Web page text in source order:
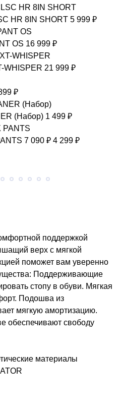
HR 8IN SHORT 5 999 ₽
OS 16 999 ₽
WHISPER 21 999 ₽
₽
(Набор) 1 499 ₽
7 090 ₽ 4 299 ₽
поддержкой
верх с мягкой
поможет вам уверенно
Поддерживающие
стопу в обуви. Мягкая
Подошва из
мягкую амортизацию.
обеспечивают свободу
материалы